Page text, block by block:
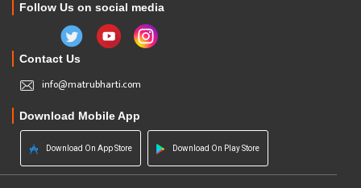
Follow Us on social media
Contact Us
info@matrubharti.com
Download Mobile App
Download On App Store Download On Play Store